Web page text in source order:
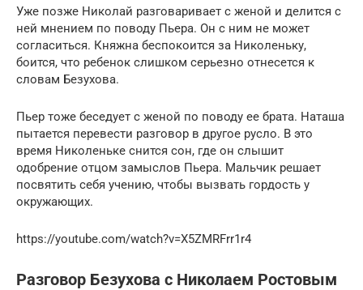
Уже позже Николай разговаривает с женой и делится с
ней мнением по поводу Пьера. Он с ним не может
согласиться. Княжна беспокоится за Николеньку,
боится, что ребенок слишком серьезно отнесется к
словам Безухова.
Пьер тоже беседует с женой по поводу ее брата. Наташа
пытается перевести разговор в другое русло. В это
время Николеньке снится сон, где он слышит
одобрение отцом замыслов Пьера. Мальчик решает
посвятить себя учению, чтобы вызвать гордость у
окружающих.
https://youtube.com/watch?v=X5ZMRFrr1r4
Разговор Безухова с Николаем Ростовым